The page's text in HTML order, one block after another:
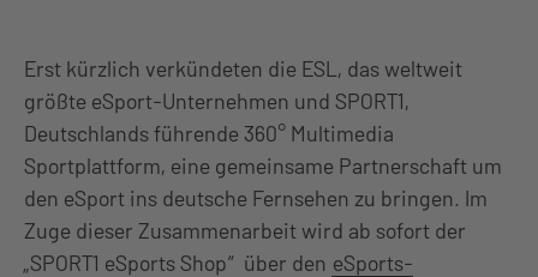
Erst kürzlich verkündeten die ESL, das weltweit
größte eSport-Unternehmen und SPORT1,
Deutschlands führende 360° Multimedia
Sportplattform, eine gemeinsame Partnerschaft um
den eSport ins deutsche Fernsehen zu bringen. Im
Zuge dieser Zusammenarbeit wird ab sofort der
„SPORT1 eSports Shop“ über den eSports-